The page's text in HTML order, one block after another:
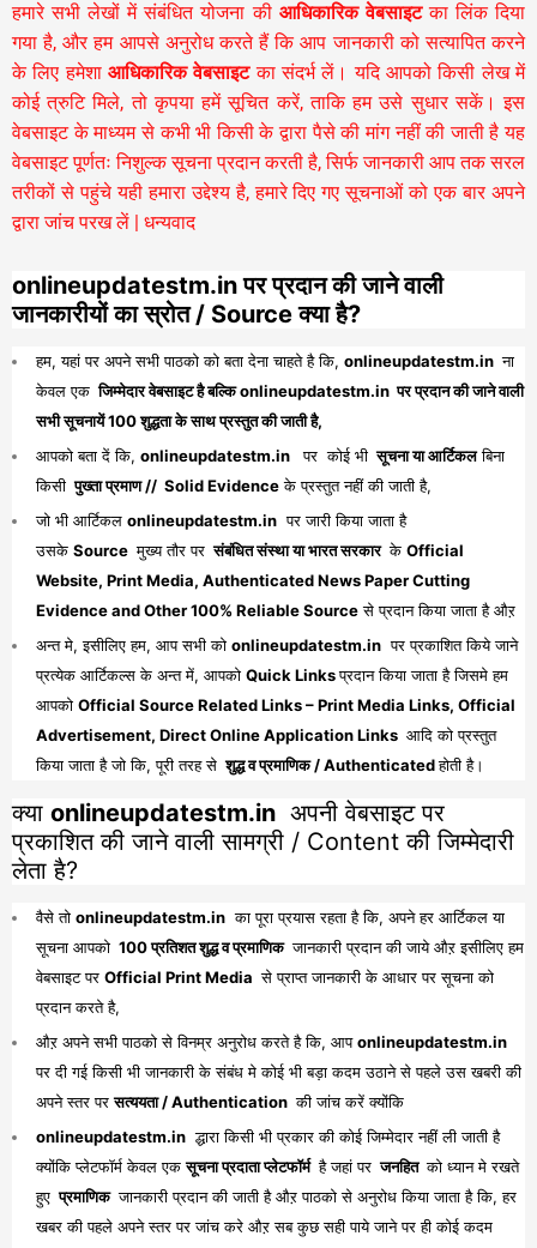
हमारे सभी लेखों में संबंधित योजना की आधिकारिक वेबसाइटका लिंक दिया
गया है, और हम आपसे अनुरोध करते हैं कि आप जानकारी को सत्यापित करने
के लिए हमेशा आधिकारिक वेबसाइटका संदर्भ लें। यदि आपको किसी लेख में
कोई त्रुटि मिले, तो कृपया हमें सूचित करें, ताकि हम उसे सुधार सकें। इस
वेबसाइट के माध्यम से कभी भी किसी के द्वारा पैसे की मांग नहीं की जाती है यह
वेबसाइट पूर्णतः निशुल्क सूचना प्रदान करती है,सिर्फ जानकारी आप तक सरल
तरीकों से पहुंचे यही हमारा उद्देश्य है, हमारे दिए गए सूचनाओं को एक बार अपने
द्वारा जांच परख लें | धन्यवाद
onlineupdatestm.in पर प्रदान की जाने वाली
जानकारीयों का स्रोत / Source क्या है?
हम, यहां पर अपने सभी पाठको को बता देना चाहते है कि, onlineupdatestm.in ना
केवल एक जिम्मेदार वेबसाइट है बल्कि onlineupdatestm.in पर प्रदान की जाने वाली
सभी सूचनायें 100 शुद्धता के साथ प्रस्तुत की जाती है,
आपको बता दें कि, onlineupdatestm.in पर कोई भी सूचना या आर्टिकलबिना
किसी पुख्ता प्रमाण // Solid Evidenceके प्रस्तुत नहीं की जाती है,
जो भी आर्टिकल onlineupdatestm.in पर जारी किया जाता है
उसके Source मुख्य तौर पर संबंधित संस्था या भारत सरकार के Official
Website, Print Media, Authenticated News Paper Cutting
Evidence and Other 100% Reliable Sourceसे प्रदान किया जाता है औऱ
अन्त मे, इसीलिए हम, आप सभी को onlineupdatestm.in पर प्रकाशित किये जाने
प्रत्येक आर्टिकल्स के अन्त में, आपको Quick Linksप्रदान किया जाता है जिसमे हम
आपको Official Source Related Links – Print Media Links, Official
Advertisement, Direct Online Application Links आदि को प्रस्तुत
किया जाता है जो कि, पूरी तरह से शुद्ध व प्रमाणिक / Authenticatedहोती है।
क्या onlineupdatestm.in अपनी वेबसाइट पर
प्रकाशित की जाने वाली सामग्री / Content की जिम्मेदारी
लेता है?
वैसे तो onlineupdatestm.in का पूरा प्रयास रहता है कि, अपने हर आर्टिकल या
सूचना आपको 100 प्रतिशत शुद्ध व प्रमाणिक जानकारी प्रदान की जाये औऱ इसीलिए हम
वेबसाइट पर Official Print Media से प्राप्त जानकारी के आधार पर सूचना को
प्रदान करते है,
औऱ अपने सभी पाठको से विनम्र अनुरोध करते है कि, आपonlineupdatestm.in
पर दी गई किसी भी जानकारी के संबंध मे कोई भी बड़ा कदम उठाने से पहले उस खबरी की
अपने स्तर परसत्ययता / Authentication की जांच करें क्योंकि
onlineupdatestm.in द्धारा किसी भी प्रकार की कोई जिम्मेदार नहीं ली जाती है
क्योंकि प्लेटफॉर्म केवल एकसूचना प्रदाता प्लेटफॉर्म है जहां पर जनहित को ध्यान मे रखते
हुए प्रमाणिक जानकारी प्रदान की जाती है औऱ पाठको से अनुरोध किया जाता है कि, हर
खबर की पहले अपने स्तर पर जांच करे औऱ सब कुछ सही पाये जाने पर ही कोई कदम